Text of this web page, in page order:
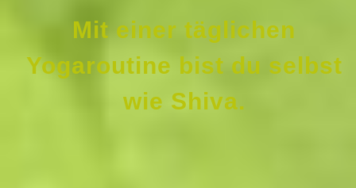
Mit einer täglichen
Yogaroutine bist du selbst
wie Shiva.